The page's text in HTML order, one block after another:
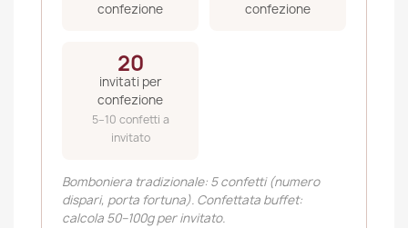
confezione
confezione
20
invitati per
confezione
5–10 confetti a
invitato
Bomboniera tradizionale: 5 confetti (numero
dispari, porta fortuna). Confettata buffet:
calcola 50–100g per invitato.